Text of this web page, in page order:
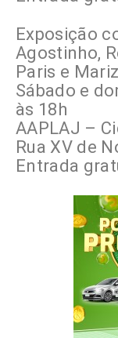
Exposição
Agostinho,
Paris e
Sábado e
às 18h
AAPLAJ –
Rua XV de
Entrada